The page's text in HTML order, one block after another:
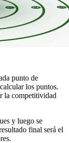
punto de
los puntos.
la competitividad
y luego se
final será el